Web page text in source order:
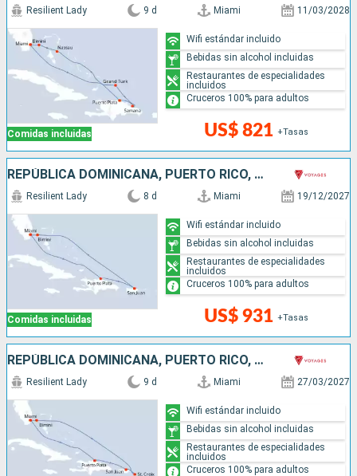
Comidas incluidas
Resilient Lady 9 d Miami 11/03/2028
US$ 821 +Tasas
Wifi estándar incluido
Bebidas sin alcohol incluidas
Restaurantes de especialidades
incluidos
Cruceros 100% para adultos
REPÚBLICA DOMINICANA, PUERTO RICO, BAHAMAS, ESTADOS UNIDOS
Comidas incluidas
Resilient Lady 8 d Miami 19/12/2027
US$ 931 +Tasas
Wifi estándar incluido
Bebidas sin alcohol incluidas
Restaurantes de especialidades
incluidos
Cruceros 100% para adultos
REPÚBLICA DOMINICANA, PUERTO RICO, BAHAMAS, ESTADOS UNIDOS
Resilient Lady 9 d Miami 27/03/2027
Wifi estándar incluido
Bebidas sin alcohol incluidas
Restaurantes de especialidades
incluidos
Cruceros 100% para adultos